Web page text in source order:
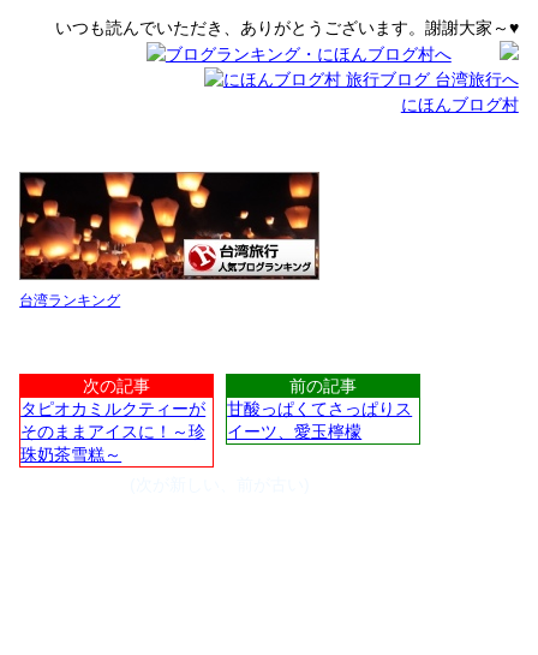
いつも読んでいただき、ありがとうございます。謝謝大家～♥
にほんブログ村
台湾ランキング
次の記事
タピオカミルクティーが
そのままアイスに！～珍
珠奶茶雪糕～
前の記事
甘酸っぱくてさっぱりス
イーツ、愛玉檸檬